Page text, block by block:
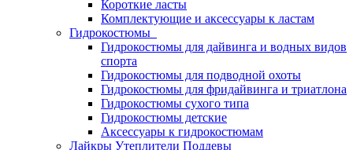
Короткие ласты
Комплектующие и аксессуары к ластам
Гидрокостюмы
Гидрокостюмы для дайвинга и водных видов
спорта
Гидрокостюмы для подводной охоты
Гидрокостюмы для фридайвинга и триатлона
Гидрокостюмы сухого типа
Гидрокостюмы детские
Аксессуары к гидрокостюмам
Лайкры Утеплители Поддевы